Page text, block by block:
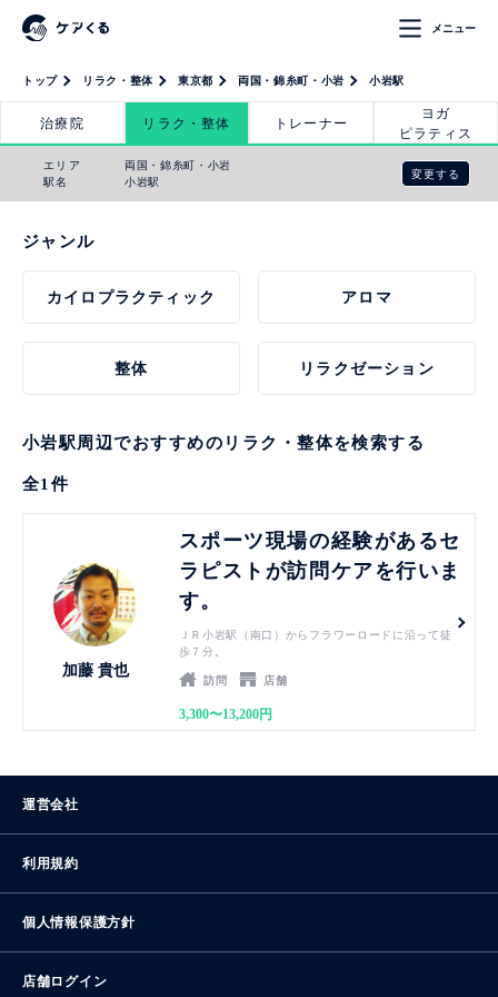
メニュー
トップ リラク・整体 東京都 両国・錦糸町・小岩 小岩駅
治療院 リラク・整体 トレーナー
ヨガ
ピラティス
エリア
駅名
両国・錦糸町・小岩
小岩駅
変更する
ジャンル
カイロプラクティック アロマ
整体 リラクゼーション
小岩駅周辺でおすすめのリラク・整体を検索する
全1 件
加藤 貴也
スポーツ現場の経験があるセ
ラピストが訪問ケアを行いま
す。
ＪＲ小岩駅（南口）からフラワーロードに沿って徒
歩７分。
訪問
店舗
3,300〜13,200円
運営会社
利用規約
個人情報保護方針
店舗ログイン